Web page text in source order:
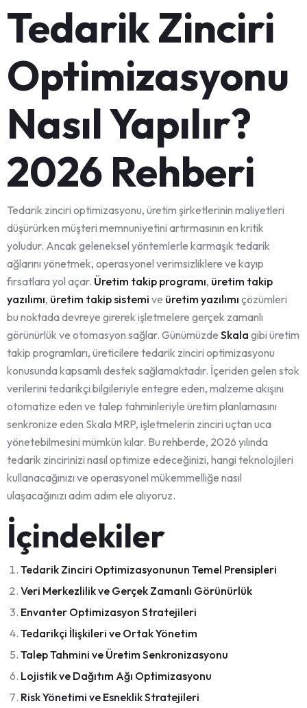
Tedarik Zinciri
Optimizasyonu
Nasıl Yapılır?
2026 Rehberi
Tedarik zinciri optimizasyonu, üretim şirketlerinin maliyetleri
düşürürken müşteri memnuniyetini artırmasının en kritik
yoludur. Ancak geleneksel yöntemlerle karmaşık tedarik
ağlarını yönetmek, operasyonel verimsizliklere ve kayıp
fırsatlara yol açar. Üretim takip programı, üretim takip
yazılımı, üretim takip sistemi ve üretim yazılımı çözümleri
bu noktada devreye girerek işletmelere gerçek zamanlı
görünürlük ve otomasyon sağlar. Günümüzde Skala gibi üretim
takip programları, üreticilere tedarik zinciri optimizasyonu
konusunda kapsamlı destek sağlamaktadır. İçeriden gelen stok
verilerini tedarikçi bilgileriyle entegre eden, malzeme akışını
otomatize eden ve talep tahminleriyle üretim planlamasını
senkronize eden Skala MRP, işletmelerin zinciri uçtan uca
yönetebilmesini mümkün kılar. Bu rehberde, 2026 yılında
tedarik zincirinizi nasıl optimize edeceğinizi, hangi teknolojileri
kullanacağınızı ve operasyonel mükemmelliğe nasıl
ulaşacağınızı adım adım ele alıyoruz.
İçindekiler
Tedarik Zinciri Optimizasyonunun Temel Prensipleri
Veri Merkezlilik ve Gerçek Zamanlı Görünürlük
Envanter Optimizasyon Stratejileri
Tedarikçi İlişkileri ve Ortak Yönetim
Talep Tahmini ve Üretim Senkronizasyonu
Lojistik ve Dağıtım Ağı Optimizasyonu
Risk Yönetimi ve Esneklik Stratejileri